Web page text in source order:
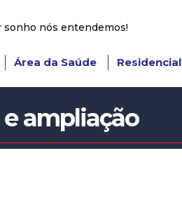
sonho nós entendemos!
Área da Saúde Residencial
ampliação